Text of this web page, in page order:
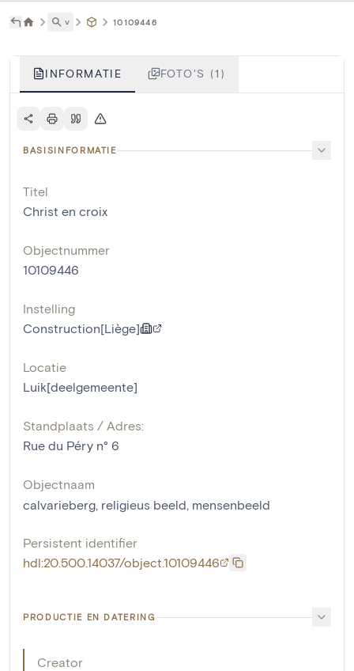
˅ 10109446
INFORMATIE FOTO'S (1)
BASISINFORMATIE
Titel
Christ en croix
Objectnummer
10109446
Instelling
Construction[Liège]
Locatie
Luik[deelgemeente]
Standplaats / Adres:
Rue du Péry n° 6
Objectnaam
calvarieberg, religieus beeld, mensenbeeld
Persistent identifier
hdl:20.500.14037/object.10109446
PRODUCTIE EN DATERING
Creator